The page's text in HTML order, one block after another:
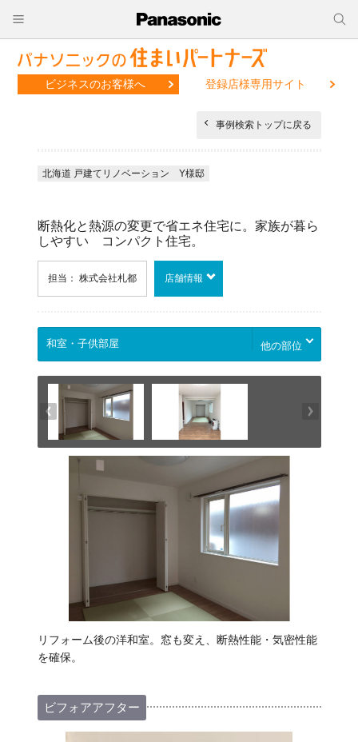
ビジネスのお客様へ 登録店様専用サイト
事例検索トップに戻る
北海道 戸建てリノベーション Y様邸
断熱化と熱源の変更で省エネ住宅に。家族が暮ら
しやすい コンパクト住宅。
担当： 株式会社札都 店舗情報
他の部位
リフォーム後の洋和室。窓も変え、断熱性能・気密性能
を確保。
ビフォアアフター